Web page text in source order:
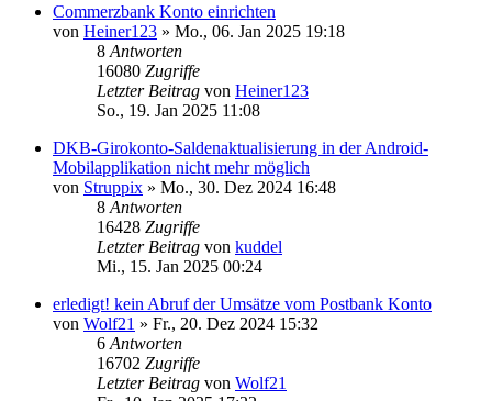
Commerzbank Konto einrichten
von Heiner123 » Mo., 06. Jan 2025 19:18
8 Antworten
16080 Zugriffe
Letzter Beitrag von Heiner123
So., 19. Jan 2025 11:08
DKB-Girokonto-Saldenaktualisierung in der Android-
Mobilapplikation nicht mehr möglich
von Struppix » Mo., 30. Dez 2024 16:48
8 Antworten
16428 Zugriffe
Letzter Beitrag von kuddel
Mi., 15. Jan 2025 00:24
erledigt! kein Abruf der Umsätze vom Postbank Konto
von Wolf21 » Fr., 20. Dez 2024 15:32
6 Antworten
16702 Zugriffe
Letzter Beitrag von Wolf21